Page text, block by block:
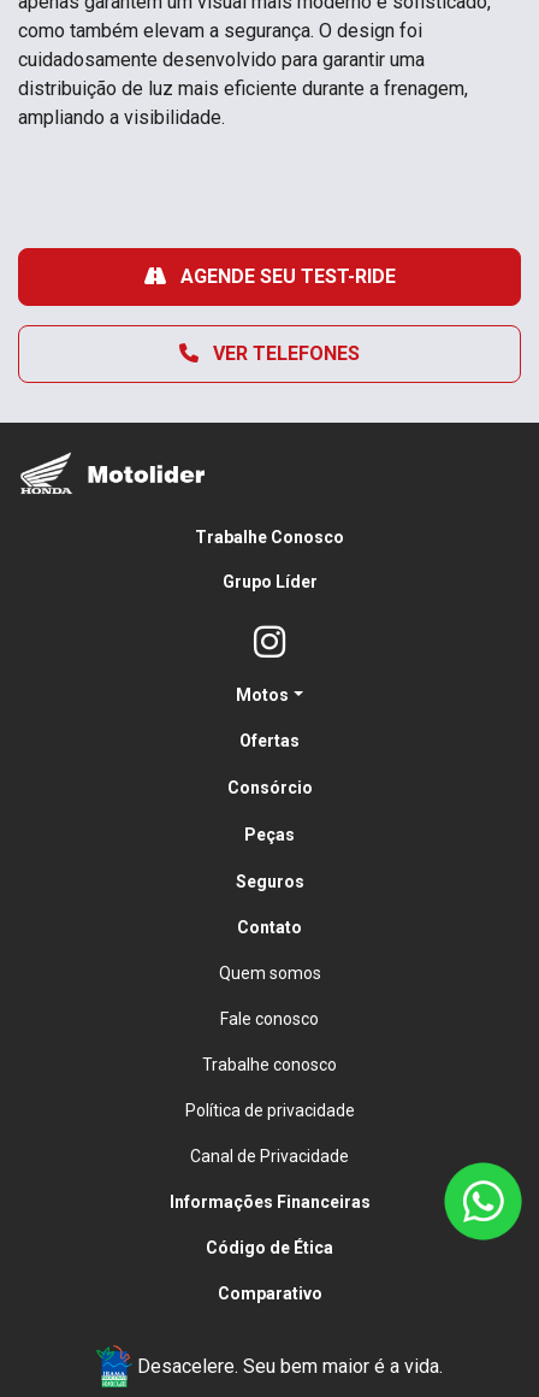
como também elevam a segurança. O design foi
cuidadosamente desenvolvido para garantir uma
distribuição de luz mais eficiente durante a frenagem,
ampliando a visibilidade.
VER TELEFONES
AGENDE SEU TEST-RIDE
Trabalhe Conosco
Grupo Líder
Motos
Ofertas
Consórcio
Peças
Seguros
Contato
Quem somos
Fale conosco
Trabalhe conosco
Política de privacidade
Canal de Privacidade
Informações Financeiras
Código de Ética
Comparativo
Desacelere. Seu bem maior é a vida.